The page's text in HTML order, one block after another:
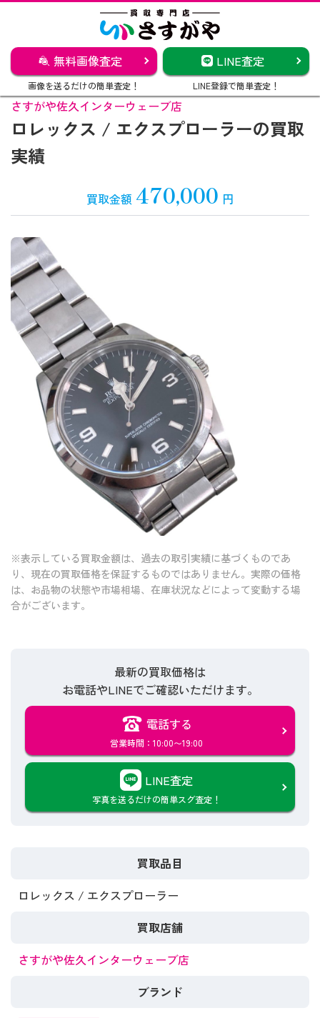
無料画像査定
画像を送るだけの簡単査定！
LINE査定
LINE登録で簡単査定！
さすがや佐久インターウェーブ店
ロレックス / エクスプローラーの買取
実績
買取金額 470,000 円
※表示している買取金額は、過去の取引実績に基づくものであ
り、現在の買取価格を保証するものではありません。実際の価格
は、お品物の状態や市場相場、在庫状況などによって変動する場
合がございます。
最新の買取価格は
お電話やLINEでご確認いただけます。
電話する
営業時間：10:00〜19:00
LINE査定
写真を送るだけの簡単スグ査定！
買取品目
ロレックス / エクスプローラー
買取店舗
さすがや佐久インターウェーブ店
ブランド